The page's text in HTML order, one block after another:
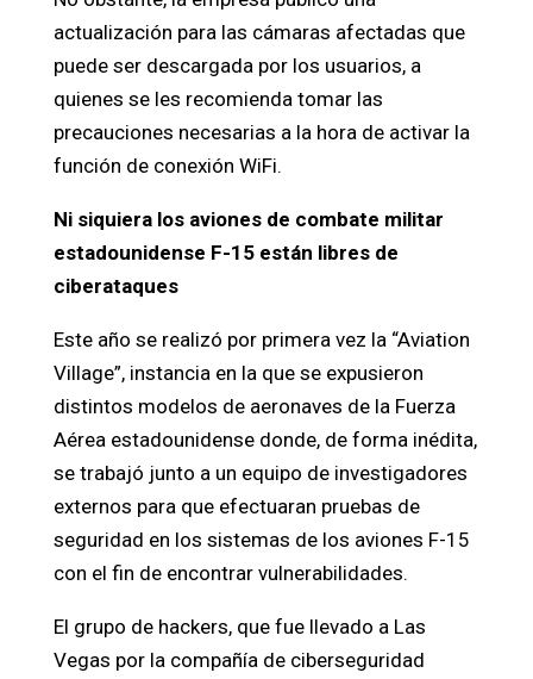
actualización para las cámaras afectadas que
puede ser descargada por los usuarios, a
quienes se les recomienda tomar las
precauciones necesarias a la hora de activar la
función de conexión WiFi.
Ni siquiera los aviones de combate militar
estadounidense F-15 están libres de
ciberataques
Este año se realizó por primera vez la “Aviation
Village”, instancia en la que se expusieron
distintos modelos de aeronaves de la Fuerza
Aérea estadounidense donde, de forma inédita,
se trabajó junto a un equipo de investigadores
externos para que efectuaran pruebas de
seguridad en los sistemas de los aviones F-15
con el fin de encontrar vulnerabilidades.
El grupo de hackers, que fue llevado a Las
Vegas por la compañía de ciberseguridad